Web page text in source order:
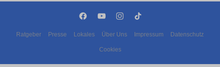
Ratgeber Presse Lokales Über Uns Impressum Datenschutz
Cookies